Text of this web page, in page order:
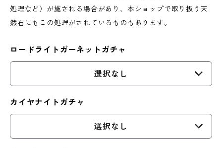
処理など）が施される場合があり、本ショップで取り扱う天
然石にもこの処理がされているものもあります。
ロードライトガーネットガチャ
選択なし
カイヤナイトガチャ
選択なし